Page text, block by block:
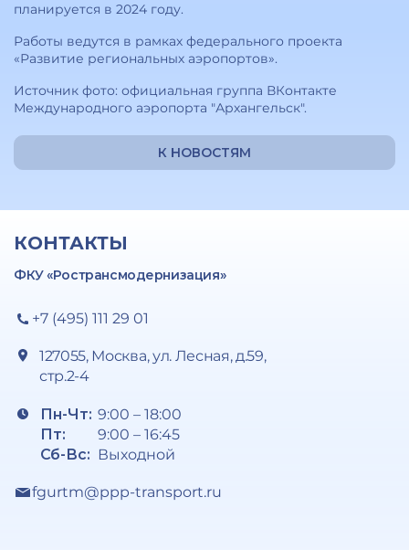
планируется в 2024 году.
Работы ведутся в рамках федерального проекта
«Развитие региональных аэропортов».
Источник фото: официальная группа ВКонтакте
Международного аэропорта "Архангельск".
К НОВОСТЯМ
КОНТАКТЫ
ФКУ «Ространсмодернизация»
+7 (495) 111 29 01
127055, Москва, ул. Лесная, д.59,
стр.2-4
Пн-Чт:
Пт:
Сб-Вс:
9:00 – 18:00
9:00 – 16:45
Выходной
fgurtm@ppp-transport.ru